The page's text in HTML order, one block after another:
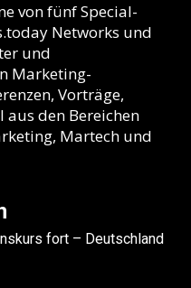
von fünf Special-
Networks und
und
Marketing-
Vorträge,
den Bereichen
Martech und
fort – Deutschland